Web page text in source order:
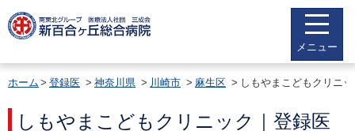
メニュー
ホーム 登録医 神奈川県 川崎市 麻生区 しもやまこどもクリニ
しもやまこどもクリニック｜登録医